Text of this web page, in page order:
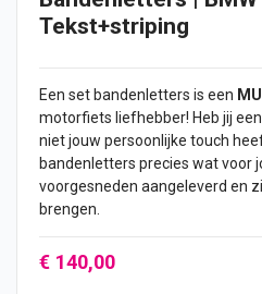
Tekst+striping
Een set bandenletters is een
motorfiets liefhebber! Heb jij
niet jouw persoonlijke touch
bandenletters precies wat voor
voorgesneden aangeleverd en
brengen.
€ 140,00